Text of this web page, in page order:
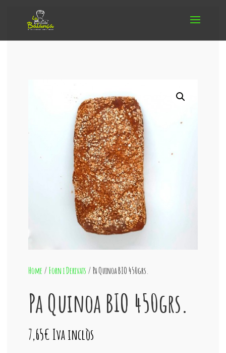
Home /Forn i Derivats / Pa Quinoa BIO 450grs.
Pa Quinoa BIO 450grs.
7,65€ Iva inclòs